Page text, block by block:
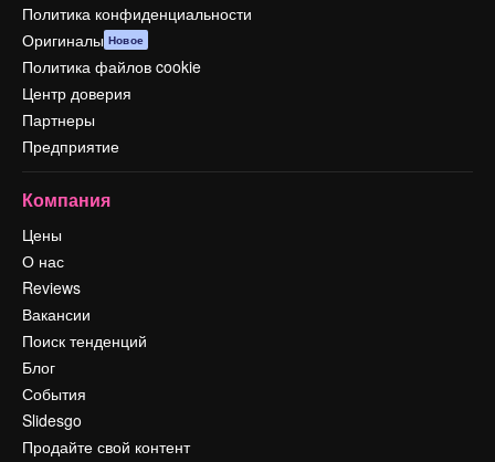
Политика конфиденциальности
Оригиналы Новое
Политика файлов cookie
Центр доверия
Партнеры
Предприятие
Компания
Цены
О нас
Reviews
Вакансии
Поиск тенденций
Блог
События
Slidesgo
Продайте свой контент